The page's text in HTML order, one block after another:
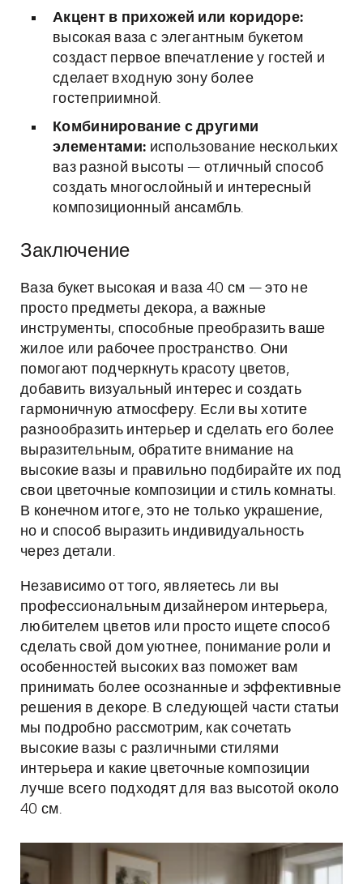
Акцент в прихожей или коридоре:
высокая ваза с элегантным букетом
создаст первое впечатление у гостей и
сделает входную зону более
гостеприимной.
Комбинирование с другими
элементами: использование нескольких
ваз разной высоты — отличный способ
создать многослойный и интересный
композиционный ансамбль.
Заключение
Ваза букет высокая и ваза 40 см — это не
просто предметы декора, а важные
инструменты, способные преобразить ваше
жилое или рабочее пространство. Они
помогают подчеркнуть красоту цветов,
добавить визуальный интерес и создать
гармоничную атмосферу. Если вы хотите
разнообразить интерьер и сделать его более
выразительным, обратите внимание на
высокие вазы и правильно подбирайте их под
свои цветочные композиции и стиль комнаты.
В конечном итоге, это не только украшение,
но и способ выразить индивидуальность
через детали.
Независимо от того, являетесь ли вы
профессиональным дизайнером интерьера,
любителем цветов или просто ищете способ
сделать свой дом уютнее, понимание роли и
особенностей высоких ваз поможет вам
принимать более осознанные и эффективные
решения в декоре. В следующей части статьи
мы подробно рассмотрим, как сочетать
высокие вазы с различными стилями
интерьера и какие цветочные композиции
лучше всего подходят для ваз высотой около
40 см.